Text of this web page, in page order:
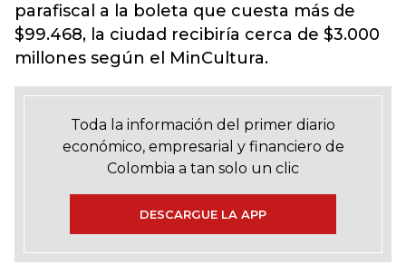
parafiscal a la boleta que cuesta más de
$99.468, la ciudad recibiría cerca de $3.000
millones según el MinCultura.
Toda la información del primer diario
económico, empresarial y financiero de
Colombia a tan solo un clic
DESCARGUE LA APP